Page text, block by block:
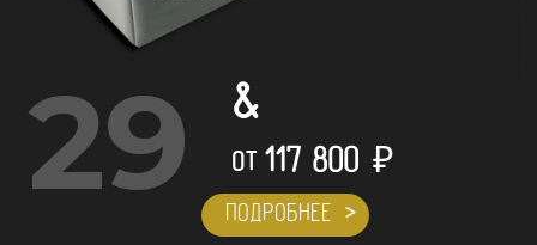
29 &
ОТ 117 800 ₽
ПОДРОБНЕЕ